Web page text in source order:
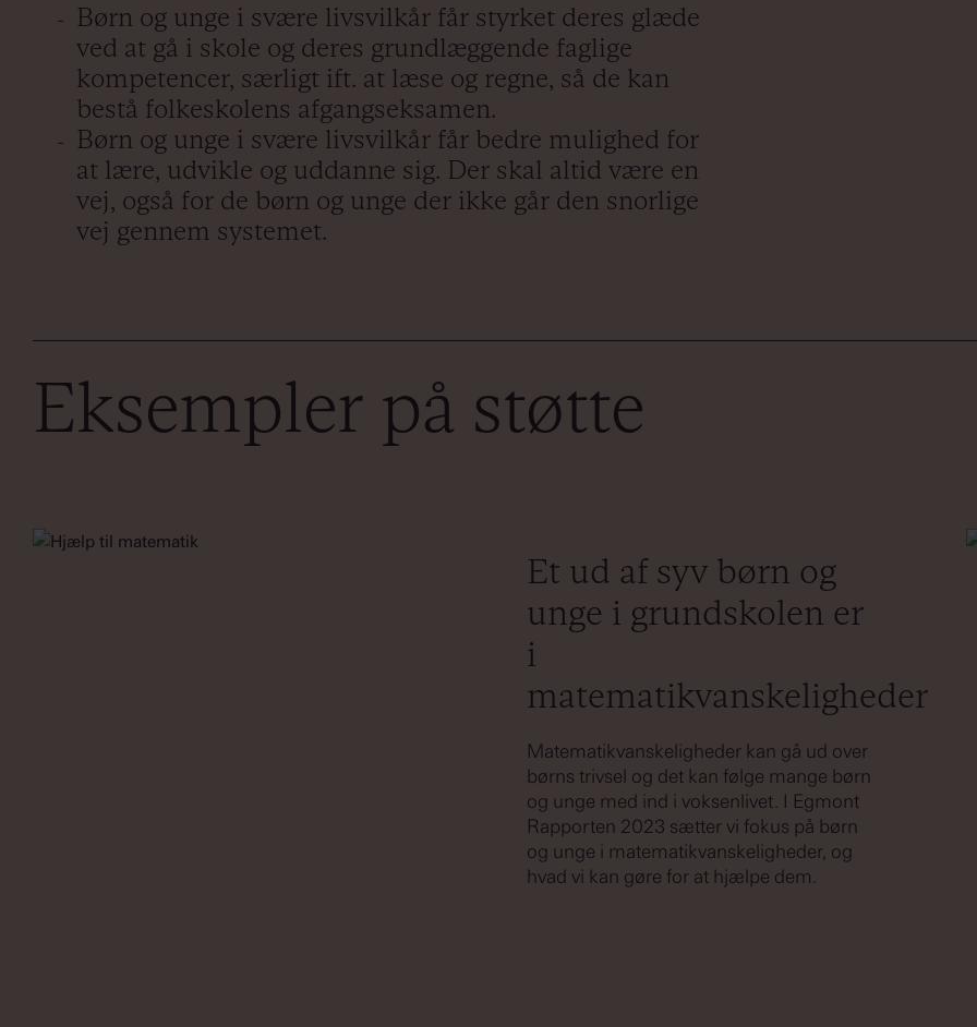
Børn og unge i svære livsvilkår får styrket deres glæde
ved at gå i skole og deres grundlæggende faglige
kompetencer, særligt ift. at læse og regne, så de kan
bestå folkeskolens afgangseksamen.
Børn og unge i svære livsvilkår får bedre mulighed for
at lære, udvikle og uddanne sig. Der skal altid være en
vej, også for de børn og unge der ikke går den snorlige
vej gennem systemet.
Eksempler på støtte
Et ud af syv børn og
unge i grundskolen er
i
matematikvanskeligheder
Matematikvanskeligheder kan gå ud over
børns trivsel og det kan følge mange børn
og unge med ind i voksenlivet. I Egmont
Rapporten 2023 sætter vi fokus på børn
og unge i matematikvanskeligheder, og
hvad vi kan gøre for at hjælpe dem.